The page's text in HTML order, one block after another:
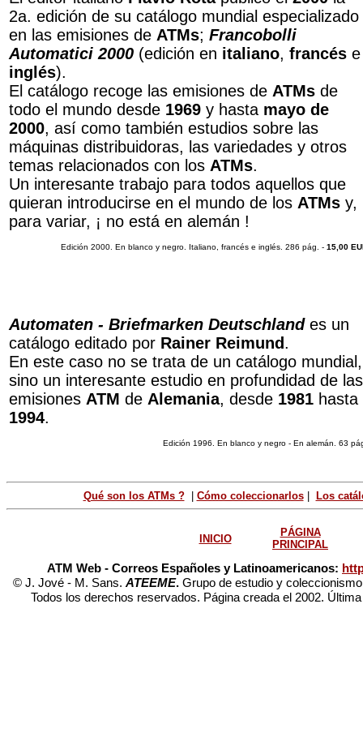
2a. edición de su catálogo mundial especializado
en las emisiones de ATMs; Francobolli
Automatici 2000 (edición en italiano, francés e
inglés).
El catálogo recoge las emisiones de ATMs de
todo el mundo desde 1969 y hasta mayo de
2000, así como también estudios sobre las
máquinas distribuidoras, las variedades y otros
temas relacionados con los ATMs.
Un interesante trabajo para todos aquellos que
quieran introducirse en el mundo de los ATMs y,
para variar, ¡ no está en alemán !
Edición 2000. En blanco y negro. Italiano, francés e inglés. 286 pág. - 15,00
Automaten - Briefmarken Deutschlandes un
catálogo editado por Rainer Reimund.
En este caso no se trata de un catálogo mundial,
sino un interesante estudio en profundidad de las
emisiones ATM de Alemania, desde 1981 hasta
1994.
Edición 1996. En blanco y negro - En alemán. 63
Qué son los ATMs ? Cómo coleccionarlos| Los
INICIO
PÁGINA
PRINCIPAL
ATM Web - Correos Españoles y Latinoamericanos:
© J. Jové - M. Sans. ATEEME. Grupo de estudio y
Todos los derechos reservados. Página creada el 2002.